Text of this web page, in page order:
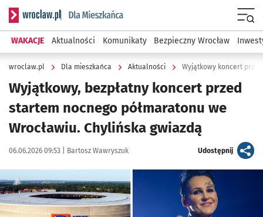
Serwis informacyjny wroclaw.pl podserwis: Dla mieszkańca
WAKACJE Aktualności Komunikaty Bezpieczny Wrocław
wroclaw.pl Dla mieszkańca Aktualności Wyjątkowy koncert
Wyjątkowy, bezpłatny koncert przed
startem nocnego półmaratonu we
Wrocławiu. Chylińska gwiazdą
Data publikacji:
06.06.2026 09:53 | Autor:
Bartosz Wawryszuk Udostępnijartykuł
Kliknij, aby powiększyć